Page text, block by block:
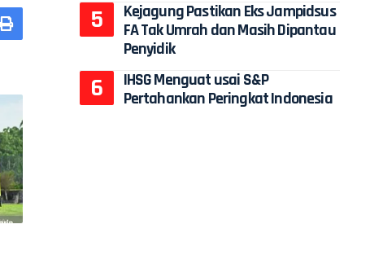
Kejagung Pastikan Eks Jampidsus
FA Tak Umrah dan Masih Dipantau
Penyidik
IHSG Menguat usai S&P
Pertahankan Peringkat Indonesia